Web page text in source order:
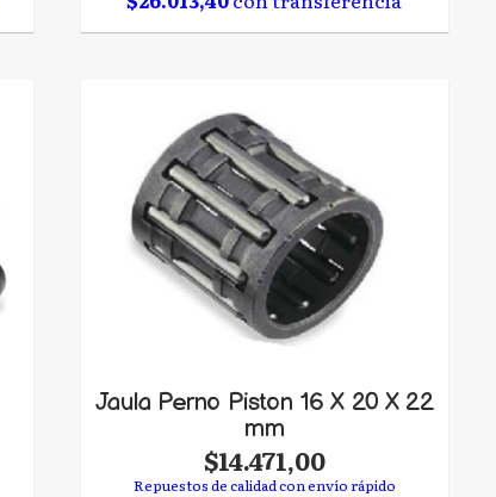
Jaula Perno Piston 16 X 20 X 22
mm
$14.471,00
Repuestos de calidad con envío rápido